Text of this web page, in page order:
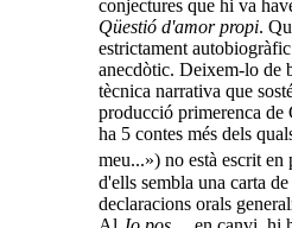
conjectures que hi va
Qüestió d'amor propi.
estrictament
anecdòtic. Deixem-lo de
tècnica narrativa que
producció primerenca
ha 5 contes més dels
meu...») no està escrit en
d'ells sembla una carta
declaracions orals